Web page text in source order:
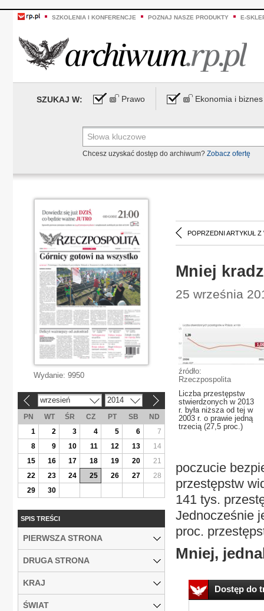
SZKOLENIA I KONFERENCJE POZNAJ NASZE PRODUKTY E-
SZUKAJ W: Prawo Ekonomia i biznes
Chcesz uzyskać dostęp do archiwum? Zobacz ofertę
POPRZEDNI ARTYKUŁ Z
Mniej
25 września
źródło:
Rzeczpospolita
Liczba przestępstw
stwierdzonych w 2013
r. była niższa od tej w
2003 r. o prawie jedną
trzecią (27,5 proc.)
poczucie
przestępstw
141 tys.
Jednocześnie
proc.
Mniej,
Dostęp do
Wydanie: 9950
wrzesień 2014
PN WT ŚR CZ PT SB
ND
1
2 3 4 5 6
7
8
9 10 11 12 13
14
15
16 17 18 19 20
21
22
23 24 25 26 27
28
29
30
SPIS TREŚCI
PIERWSZA STRONA
DRUGA STRONA
KRAJ
ŚWIAT